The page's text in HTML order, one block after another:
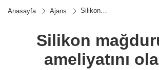
Anasayfa Ajans
Silikon
olacak
Silikon
ameliyatını